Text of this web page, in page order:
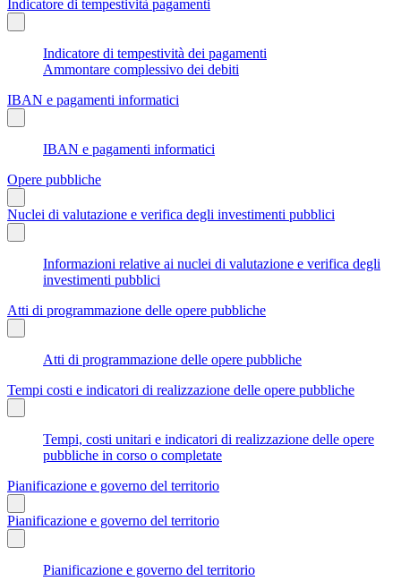
Indicatore di tempestività pagamenti
Indicatore di tempestività dei pagamenti
Ammontare complessivo dei debiti
IBAN e pagamenti informatici
IBAN e pagamenti informatici
Opere pubbliche
Nuclei di valutazione e verifica degli investimenti pubblici
Informazioni relative ai nuclei di valutazione e verifica degli
investimenti pubblici
Atti di programmazione delle opere pubbliche
Atti di programmazione delle opere pubbliche
Tempi costi e indicatori di realizzazione delle opere pubbliche
Tempi, costi unitari e indicatori di realizzazione delle opere
pubbliche in corso o completate
Pianificazione e governo del territorio
Pianificazione e governo del territorio
Pianificazione e governo del territorio